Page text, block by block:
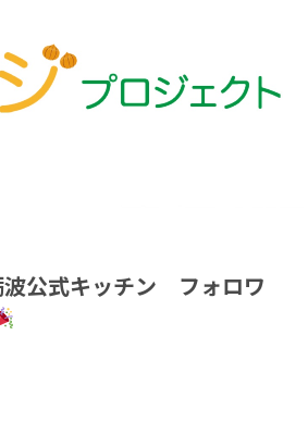
公式キッチン フォロワ